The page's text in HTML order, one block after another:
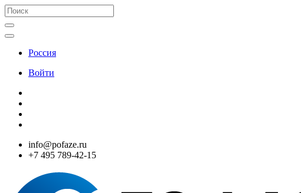
Россия
Войти
info@pofaze.ru
+7 495 789-42-15